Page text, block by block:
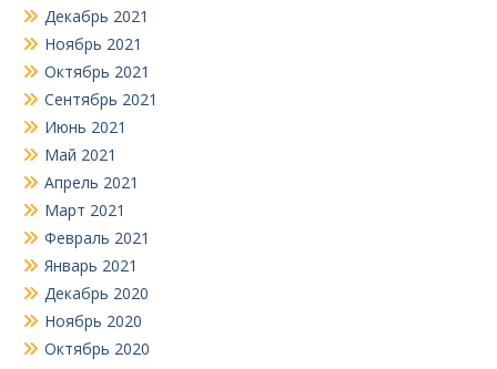
Декабрь 2021
Ноябрь 2021
Октябрь 2021
Сентябрь 2021
Июнь 2021
Май 2021
Апрель 2021
Март 2021
Февраль 2021
Январь 2021
Декабрь 2020
Ноябрь 2020
Октябрь 2020